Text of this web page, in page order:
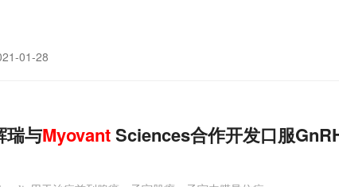
01-28
瑞与MyovantSciences合作开发口服